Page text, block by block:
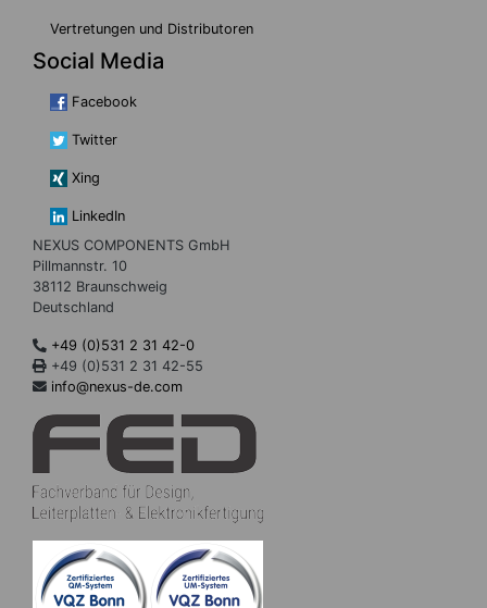
Vertretungen und Distributoren
Social Media
Facebook
Twitter
Xing
LinkedIn
NEXUS COMPONENTS GmbH
Pillmannstr. 10
38112 Braunschweig
Deutschland
+49 (0)531 2 31 42-0
+49 (0)531 2 31 42-55
info@nexus-de.com